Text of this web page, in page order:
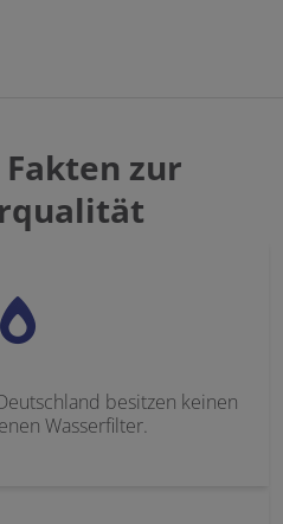
zur
besitzen keinen
Wasserfilter.